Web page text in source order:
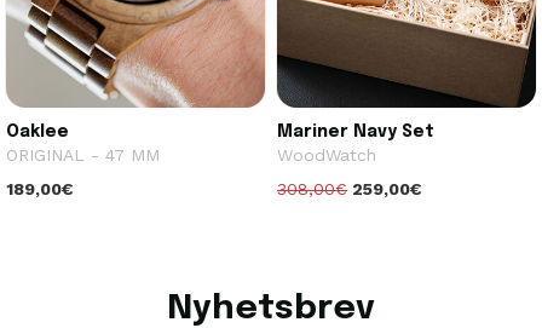
Oaklee
ORIGINAL - 47 MM
189,00€
Mariner Navy Set
WoodWatch
308,00€ 259,00€
Nyhetsbrev